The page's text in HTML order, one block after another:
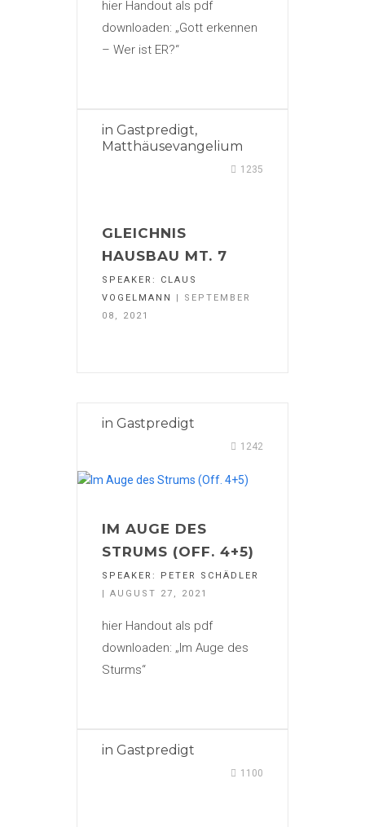
hier Handout als pdf
downloaden: „Gott erkennen
– Wer ist ER?“
in Gastpredigt,
Matthäusevangelium
1235
GLEICHNIS
HAUSBAU MT. 7
SPEAKER: CLAUS
VOGELMANN
| SEPTEMBER
08, 2021
in Gastpredigt
1242
IM AUGE DES
STRUMS (OFF. 4+5)
SPEAKER:
PETER SCHÄDLER
| AUGUST 27, 2021
hier Handout als pdf
downloaden: „Im Auge des
Sturms“
in Gastpredigt
1100